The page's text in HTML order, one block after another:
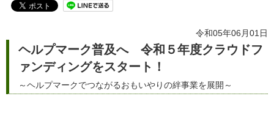
令和05年06月01日
ヘルプマーク普及へ 令和５年度クラウドフ
ァンディングをスタート！
～ヘルプマークでつながるおもいやりの絆事業を展開～